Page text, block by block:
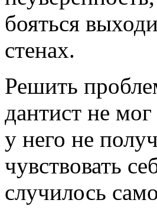
бояться
стенах.
Решить
дантист не
у него не
чувствовать
случилось